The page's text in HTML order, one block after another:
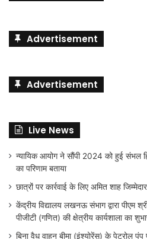
Advertisement
Advertisement
Live News
न्यायिक आयोग ने सौंपी 2024 को हुई संभल
का परिणाम बताया
छात्रों पर कार्रवाई के लिए अमित शाह
केंद्रीय विद्यालय लखनऊ संभाग द्वारा पीएम
पीजीटी (गणित) की क्षेत्रीय कार्यशाला का
बिना वैध वाहन बीमा (इंश्योरेंस) के पेट्रोल